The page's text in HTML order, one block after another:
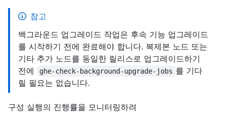
참고
백그라운드 업그레이드 작업은 후속 기능 업그레이드
를 시작하기 전에 완료해야 합니다. 복제본 노드 또는
기타 추가 노드를 동일한 릴리스로 업그레이드하기
전에
ghe-check-background-upgrade-jobs 를 기다
릴 필요는 없습니다.
구성 실행의 진행률을 모니터링하려